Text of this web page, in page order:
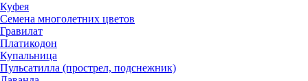
Куфея
Семена многолетних цветов
Гравилат
Платикодон
Купальница
Пульсатилла (прострел, подснежник)